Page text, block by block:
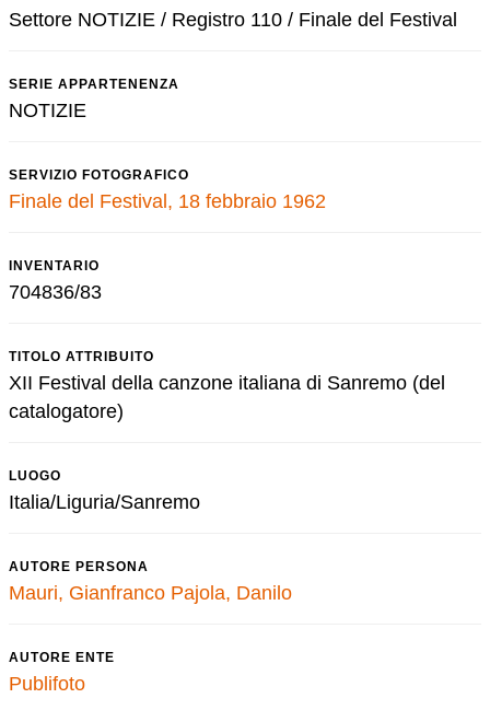
Settore NOTIZIE / Registro 110 / Finale del Festival
SERIE APPARTENENZA
NOTIZIE
SERVIZIO FOTOGRAFICO
Finale del Festival, 18 febbraio 1962
INVENTARIO
704836/83
TITOLO ATTRIBUITO
XII Festival della canzone italiana di Sanremo (del
catalogatore)
LUOGO
Italia/Liguria/Sanremo
AUTORE PERSONA
Mauri, Gianfranco Pajola, Danilo
AUTORE ENTE
Publifoto